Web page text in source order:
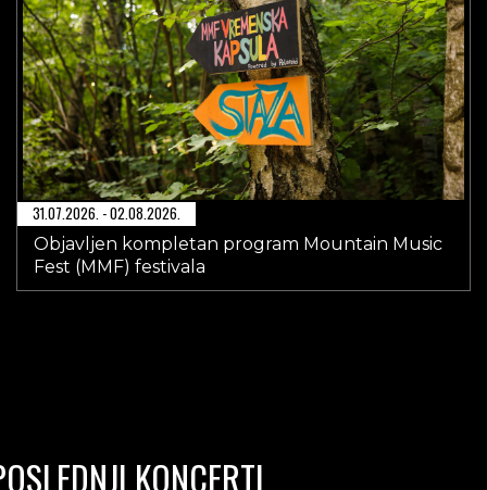
31.07.2026. - 02.08.2026.
Objavljen kompletan program Mountain Music
Fest (MMF) festivala
KONCERTI